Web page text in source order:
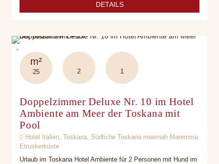
DETAILS
m²
25 2 1
Doppelzimmer Deluxe Nr. 10 im Hotel
Ambiente am Meer der Toskana mit
Pool
Hotel Italien, Toskana, Südliche Toskana meernah Maremma
Etruskerküste
Urlaub im Toskana Hotel Ambiente für 2 Personen mit Hund im